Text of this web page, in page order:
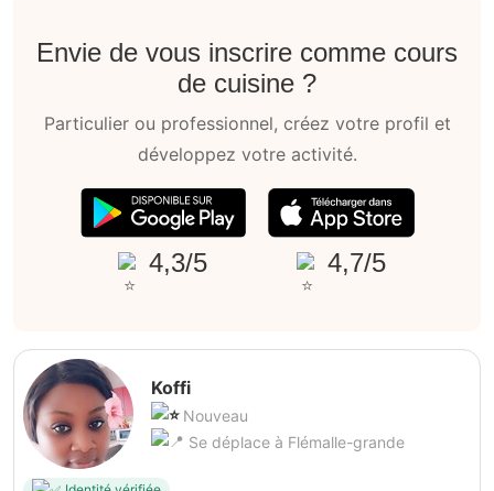
Envie de vous inscrire comme cours
de cuisine ?
Particulier ou professionnel, créez votre profil et
développez votre activité.
4,3/5 4,7/5
Koffi
Nouveau
Se déplace à Flémalle-grande